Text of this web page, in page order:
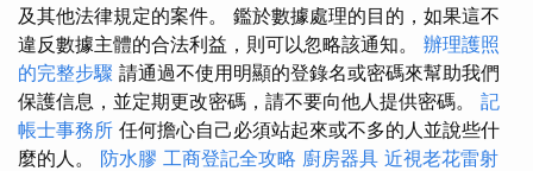
及其他法律規定的案件。 鑑於數據處理的目的，如果這不
違反數據主體的合法利益，則可以忽略該通知。 辦理護照
的完整步驟 請通過不使用明顯的登錄名或密碼來幫助我們
保護信息，並定期更改密碼，請不要向他人提供密碼。 記
帳士事務所 任何擔心自己必須站起來或不多的人並說些什
麼的人。 防水膠 工商登記全攻略 廚房器具 近視老花雷射